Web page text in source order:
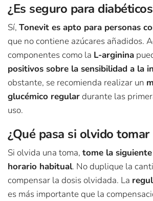
¿Es seguro para
Sí, Tonevit es apto para personas
que no contiene azúcares añadidos.
componentes como la L-arginina
positivos sobre la sensibilidad a la
obstante, se recomienda realizar un
glucémico regulardurante las
uso.
¿Qué pasa si olvido tomar
Si olvida una toma, tome la
horario habitual. No duplique la
compensar la dosis olvidada. La
es más importante que la